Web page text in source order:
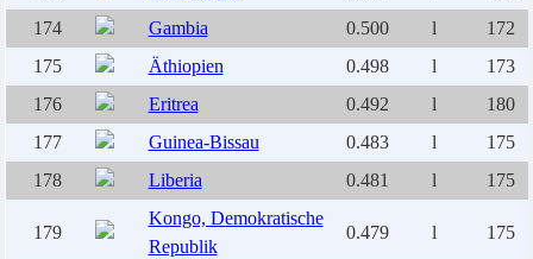
174
Gambia 0.500 l
172
175
Äthiopien 0.498 l
173
176
Eritrea 0.492 l
180
177
Guinea-Bissau 0.483 l
175
178
Liberia 0.481 l 175
179
Kongo, Demokratische
Republik
0.479 l 175